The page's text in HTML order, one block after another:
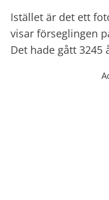
Istället är det ett
visar förseglingen
Det hade gått 3245